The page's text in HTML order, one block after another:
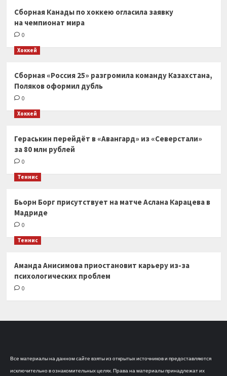
Сборная Канады по хоккею огласила заявку
на чемпионат мира
0
Хоккей
Сборная «Россия 25» разгромила команду Казахстана,
Поляков оформил дубль
0
Хоккей
Гераськин перейдёт в «Авангард» из «Северстали»
за 80 млн рублей
0
Теннис
Бьорн Борг присутствует на матче Аслана Карацева в
Мадриде
0
Теннис
Аманда Анисимова приостановит карьеру из-за
психологических проблем
0
Все материалы на данном сайте взяты из открытых источников и предоставляются
исключительно в ознакомительных целях. Права на материалы принадлежат их